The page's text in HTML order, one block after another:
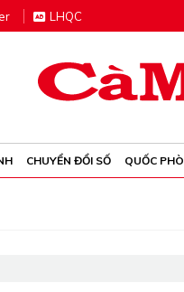
LHQC
CHUYỂN ĐỔI SỐ QUỐC